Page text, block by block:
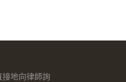
地向律師詢